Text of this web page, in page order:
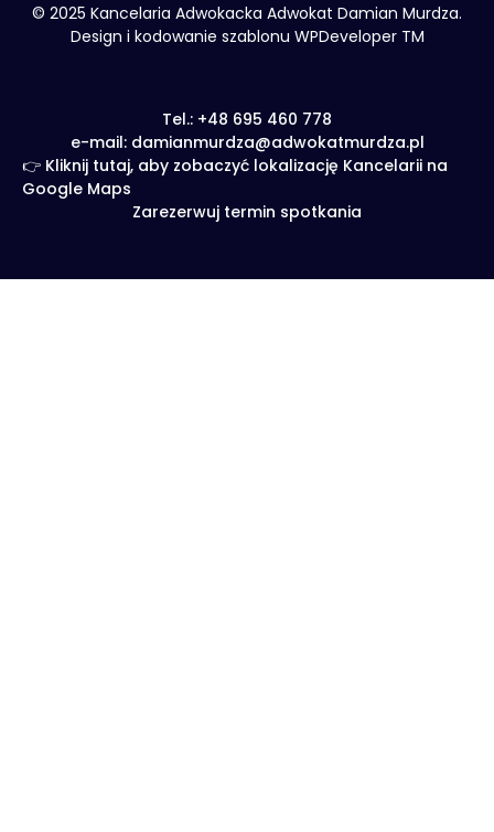
© 2025 Kancelaria Adwokacka Adwokat Damian Murdza.
Design i kodowanie szablonu WPDeveloper TM
Tel.: +48 695 460 778
e-mail: damianmurdza@adwokatmurdza.pl
👉 Kliknij tutaj, aby zobaczyć lokalizację Kancelarii na
Google Maps
Zarezerwuj termin spotkania